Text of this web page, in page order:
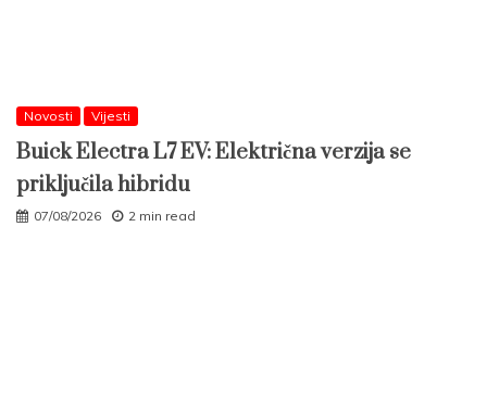
Novosti Vijesti
Buick Electra L7 EV: Električna verzija se
priključila hibridu
07/08/2026 2 min read